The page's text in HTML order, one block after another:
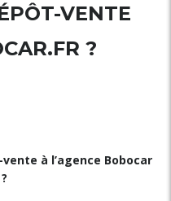
VENTE
?
à l’agence Bobocar